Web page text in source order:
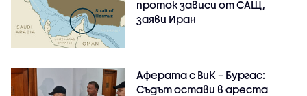
проток зависи от САЩ,
заяви Иран
Аферата с ВиК – Бургас:
Съдът остави в ареста